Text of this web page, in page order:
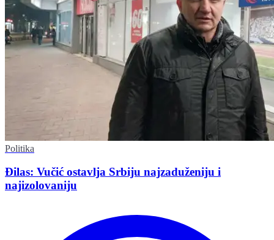
Politika
Đilas: Vučić ostavlja Srbiju najzaduženiju i
najizolovaniju